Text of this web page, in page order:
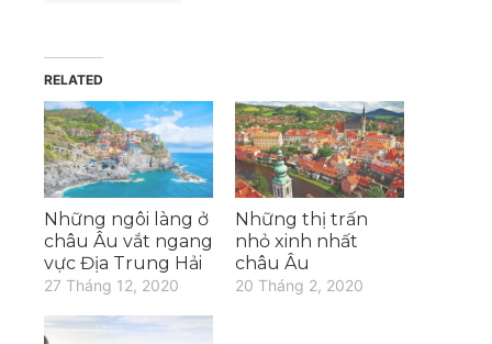
RELATED
Những ngôi làng ở
châu Âu vắt ngang
vực Địa Trung Hải
27 Tháng 12, 2020
Những thị trấn
nhỏ xinh nhất
châu Âu
20 Tháng 2, 2020